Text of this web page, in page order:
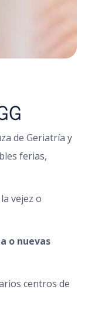
de Geriatría y
ferias,
vejez o
o nuevas
centros de